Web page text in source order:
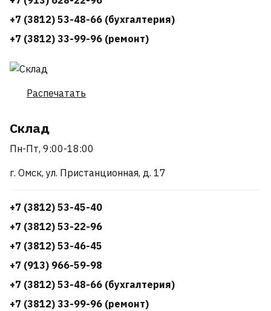
+7 (3812) 53-48-66 (бухгалтерия)
+7 (3812) 33-99-96 (ремонт)
Распечатать
Склад
Пн-Пт, 9:00-18:00
г. Омск, ул. Пристанционная, д. 17
+7 (3812) 53-45-40
+7 (3812) 53-22-96
+7 (3812) 53-46-45
+7 (913) 966-59-98
+7 (3812) 53-48-66 (бухгалтерия)
+7 (3812) 33-99-96 (ремонт)